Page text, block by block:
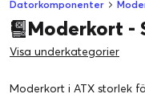
Datorkomponenter
Moderkort -
Visa underkategorier
Moderkort i ATX storlek